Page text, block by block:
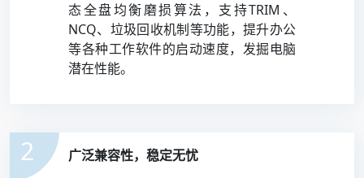
态全盘均衡磨损算法，支持TRIM、
NCQ、垃圾回收机制等功能，提升办公
等各种工作软件的启动速度，发掘电脑
潜在性能。
2
广泛兼容性，稳定无忧